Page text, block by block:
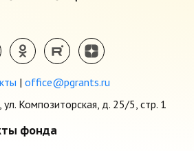
| office@pgrants.ru
Композиторская, д. 25/5, стр. 1
фонда